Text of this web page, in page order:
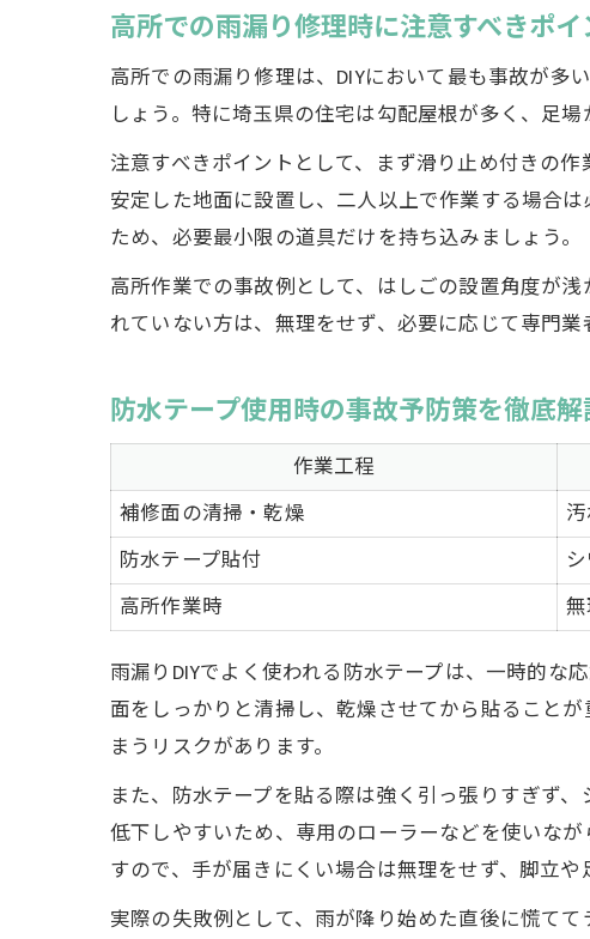
高所での雨漏り修理時に注意すべきポイ
高所での雨漏り修理は、DIYにおいて最も事故が
しょう。特に埼玉県の住宅は勾配屋根が多く、足
注意すべきポイントとして、まず滑り止め付きの
安定した地面に設置し、二人以上で作業する場合
ため、必要最小限の道具だけを持ち込みましょう。
高所作業での事故例として、はしごの設置角度が
れていない方は、無理をせず、必要に応じて専門
防水テープ使用時の事故予防策を徹底
作業工程
補修面の清掃・乾燥
防水テープ貼付
高所作業時
雨漏りDIYでよく使われる防水テープは、一時的
面をしっかりと清掃し、乾燥させてから貼ること
まうリスクがあります。
また、防水テープを貼る際は強く引っ張りすぎず
低下しやすいため、専用のローラーなどを使いな
すので、手が届きにくい場合は無理をせず、脚立や
実際の失敗例として、雨が降り始めた直後に慌て